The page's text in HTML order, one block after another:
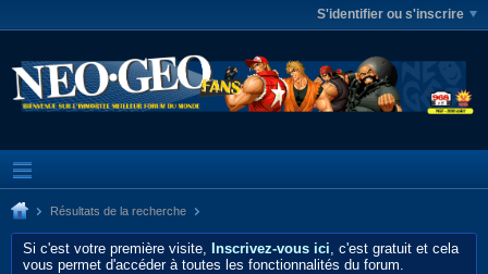
S'identifier ou s'inscrire
Résultats de la recherche
Si c'est votre première visite, Inscrivez-vous ici, c'est gratuit et cela
vous permet d'accéder à toutes les fonctionnalités du forum.